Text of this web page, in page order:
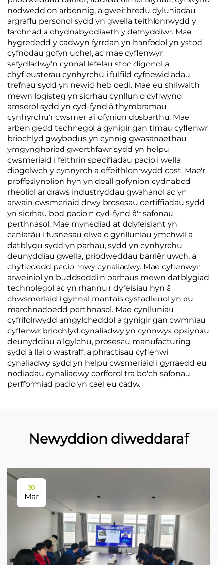
nodweddion arbennig, a gweithredu dyluniadau
argraffu personol sydd yn gwella teithlonrwydd y
farchnad a chydnabyddiaeth y defnyddiwr. Mae
hygrededd y cadwyn fyrrdan yn hanfodol yn ystod
cyfnodau gofyn uchel, ac mae cyflenwyr
sefydladwy'n cynnal lefelau stoc digonol a
chyfleusterau cynhyrchu i fulfild cyfnewidiadau
trefnau sydd yn newid heb oedi. Mae eu shilwaith
mewn logisteg yn sicrhau cynllunio cyflwyno
amserol sydd yn cyd-fynd â thymbramau
cynhyrchu'r cwsmer a'i ofynion dosbarthu. Mae
arbenigedd technegol a gynigir gan timau cyflenwr
briochlyd gwybodus yn cynnig gwasanaethau
ymgynghoriad gwerthfawr sydd yn helpu
cwsmeriaid i feithrin specifiadau pacio i wella
diogelwch y cynnyrch a effeithlonrwydd cost. Mae'r
proffesiynolion hyn yn deall gofynion cydnabod
rheoliol ar draws industryddau gwahanol ac yn
arwain cwsmeriaid drwy brosesau certiffiadau sydd
yn sicrhau bod pacio'n cyd-fynd â'r safonau
perthnasol. Mae mynediad at ddyfeisiant yn
caniatáu i fusnesau elwa o gynlluniau ymchwil a
datblygu sydd yn parhau, sydd yn cynhyrchu
deunyddiau gwella, priodweddau barriêr uwch, a
chyfleoedd pacio mwy cynaliadwy. Mae cyflenwyr
arweiniol yn buddsoddi'n barhaus mewn datblygiad
technolegol ac yn rhannu'r dyfeisiau hyn â
chwsmeriaid i gynnal mantais cystadleuol yn eu
marchnadoedd perthnasol. Mae cynlluniau
cyfrifolrwydd amgylcheddol a gynigir gan cwmnïau
cyflenwr briochlyd cynaliadwy yn cynnwys opsiynau
deunyddiau ailgylchu, prosesau manufacturing
sydd â llai o wastraff, a phractisau cyflenwi
cynaliadwy sydd yn helpu cwsmeriaid i gyrraedd eu
nodiadau cynaliadwy corfforol tra bo'ch safonau
perfformiad pacio yn cael eu cadw.
Newyddion diweddaraf
30
Mar